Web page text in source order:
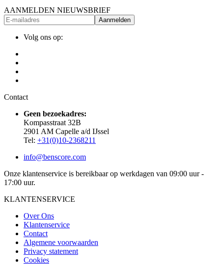
AANMELDEN NIEUWSBRIEF
Aanmelden
Volg ons op:
Contact
Geen bezoekadres:
Kompasstraat 32B
2901 AM Capelle a/d IJssel
Tel: +31(0)10-2368211
info@benscore.com
Onze klantenservice is bereikbaar op werkdagen van 09:00 uur -
17:00 uur.
KLANTENSERVICE
Over Ons
Klantenservice
Contact
Algemene voorwaarden
Privacy statement
Cookies